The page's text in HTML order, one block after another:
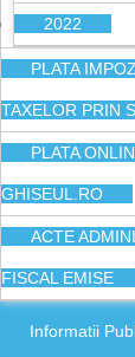
2022
PLATA
TAXELOR PRIN
PLATA
GHISEUL.RO
ACTE
FISCAL EMISE
Informatii